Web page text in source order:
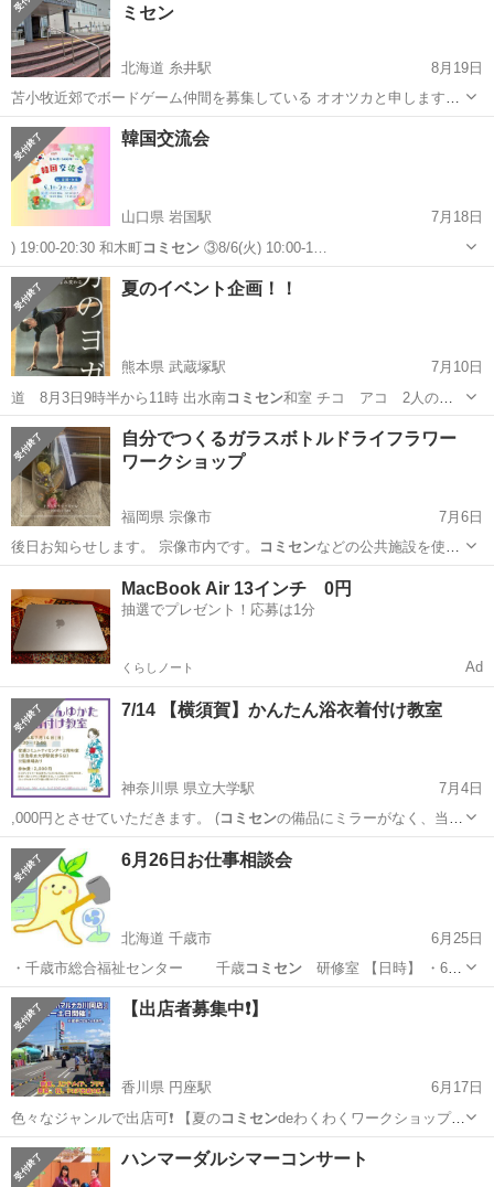
ミセン
北海道 糸井駅
8月19日
苫小牧近郊でボードゲーム仲間を募集している オオツカと申します。
8/25にオープン会を開催するので、参加頂ける方を募集します。 顔馴
染みの方だけでなく、初見さん・ボードゲーム初心者の方も歓迎で
す。 お気軽にご連絡下さい。...
北海道 苫小牧市 糸井駅
韓国交流会
山口県 岩国駅
7月18日
) 19:00-20:30 和木町コミセン ③8/6(火) 10:00-1…
山口 岩国市 岩国駅 その他
夏のイベント企画！！
熊本県 武蔵塚駅
7月10日
道 8月3日9時半から11時 出水南コミセン和室 チコ アコ 2人のイ
ンストラク…
熊本 熊本市 武蔵塚駅 スポーツ コミセン
自分でつくるガラスボトルドライフラワー
ワークショップ
福岡県 宗像市
7月6日
後日お知らせします。 宗像市内です。
コミセンなどの公共施設を使用
します。 🔈🔈…
ドライフラワー
MacBook Air 13インチ 0円
抽選でプレゼント！応募は1分
くらしノート Ad
7/14 【横須賀】かんたん浴衣着付け教室
神奈川県 県立大学駅
7月4日
,000円とさせていただきます。 (コミセンの備品にミラーがなく、当方
で2台は準…
神奈川 横須賀市 県立大学駅 その他
6月26日お仕事相談会
北海道 千歳市
6月25日
・千歳市総合福祉センター 千歳コミセン研修室 【日時】 ・6月
2…
北海道 千歳市 セミナー 会場
【出店者募集中❗️】
香川県 円座駅
6月17日
色々なジャンルで出店可❗️ 【夏のコミセンdeわくわくワークショップ】
8/2…
香川 高松市 地域/お祭り キッチンカー
ハンマーダルシマーコンサート